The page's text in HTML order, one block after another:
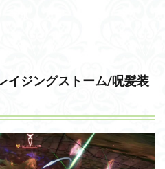
イジングストーム/呪髪装